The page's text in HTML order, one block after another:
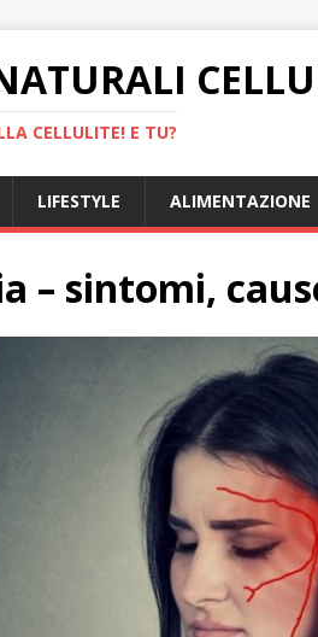
CELLULITE! E TU?
LIFESTYLE ALIMENTAZIONE
– sintomi,